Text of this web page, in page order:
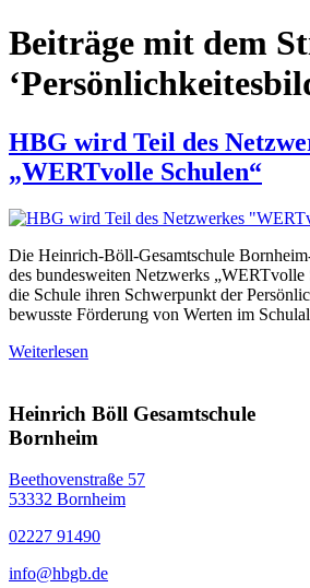
Beiträge mit dem
HBG wird Teil des
„WERTvolle Schulen“
Die Heinrich-Böll-Gesamtschule
des bundesweiten Netzwerks
die Schule ihren Schwerpunkt der
bewusste Förderung von Werten im
Weiterlesen
Heinrich Böll Gesamtschule
Bornheim
Beethovenstraße 57
53332 Bornheim
02227 91490
info@hbgb.de